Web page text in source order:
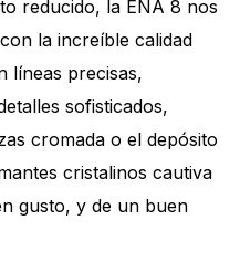
reducido, la ENA 8 nos
la increíble calidad
líneas precisas,
sofisticados,
cromada o el depósito
cristalinos cautiva
gusto, y de un buen